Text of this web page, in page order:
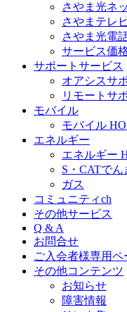
さやま光ネ
さやまテレ
さやま光電
サービス価
サポートサービス
オアシスサ
リモートサ
モバイル
モバイル
エネルギー
エネルギー
S・CATでん
ガス
コミュニティch
その他サービス
Q & A
お問合せ
ご入会者様専用ペ
その他コンテンツ
お知らせ
障害情報